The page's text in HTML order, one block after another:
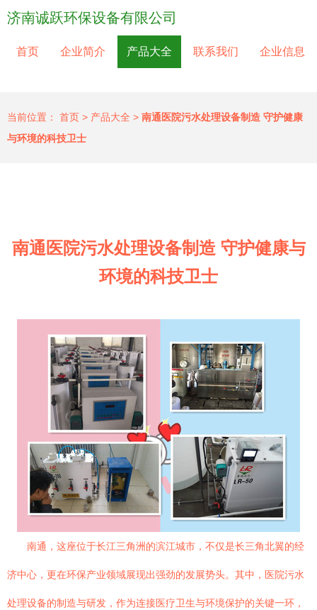
济南诚跃环保设备有限公司
首页 企业简介 产品大全 联系我们 企业信息
当前位置： 首页 > 产品大全 > 南通医院污水处理设备制造 守护健康
与环境的科技卫士
南通医院污水处理设备制造 守护健康与
环境的科技卫士
南通，这座位于长江三角洲的滨江城市，不仅是长三角北翼的经
济中心，更在环保产业领域展现出强劲的发展势头。其中，医院污水
处理设备的制造与研发，作为连接医疗卫生与环境保护的关键一环，